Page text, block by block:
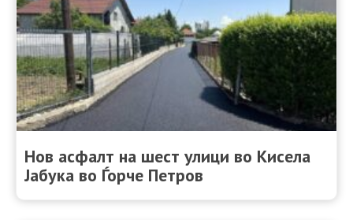
Нов асфалт на шест улици во Кисела
Јабука во Ѓорче Петров